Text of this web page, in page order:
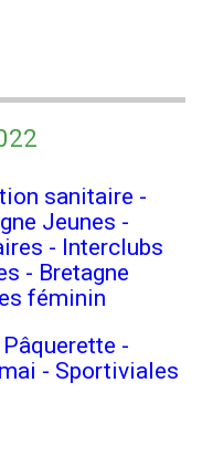
sanitaire -
Jeunes -
- Interclubs
- Bretagne
féminin
Pâquerette -
mai - Sportiviales